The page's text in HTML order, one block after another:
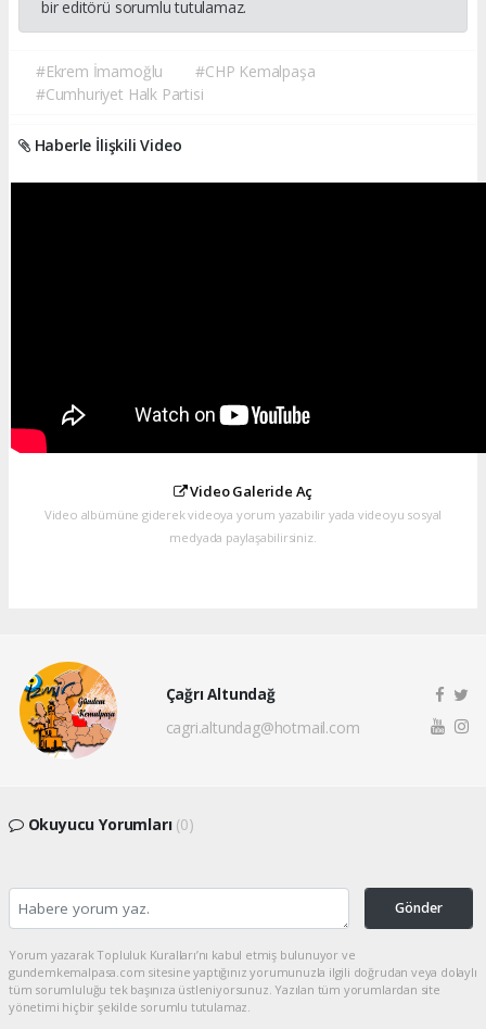
bir editörü sorumlu tutulamaz.
#Ekrem İmamoğlu
#CHP Kemalpaşa
#Cumhuriyet Halk Partisi
Haberle İlişkili Video
Video Galeride Aç
Video albümüne giderek videoya yorum yazabilir yada videoyu sosyal
medyada paylaşabilirsiniz.
Çağrı Altundağ
cagri.altundag@hotmail.com
Okuyucu Yorumları (0)
Gönder
Yorum yazarak Topluluk Kuralları’nı kabul etmiş bulunuyor ve
gundemkemalpasa.com sitesine yaptığınız yorumunuzla ilgili doğrudan veya dolaylı
tüm sorumluluğu tek başınıza üstleniyorsunuz. Yazılan tüm yorumlardan site
yönetimi hiçbir şekilde sorumlu tutulamaz.